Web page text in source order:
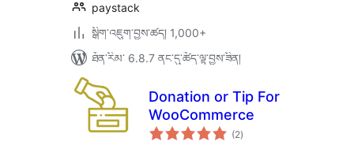
paystack
སྒྲིག་འཇུག་བྱས་ཚད། 1,000+
ཐོན་རིམ་ 6.8.7 ནང་དུ་ཚོད་ལྟ་བྱས་ཟིན།
Donation or Tip For
WooCommerce
(2གདེང་
འཇོག་
)